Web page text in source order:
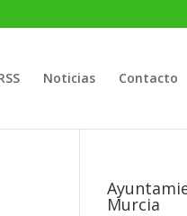
Noticias Contacto
Murcia